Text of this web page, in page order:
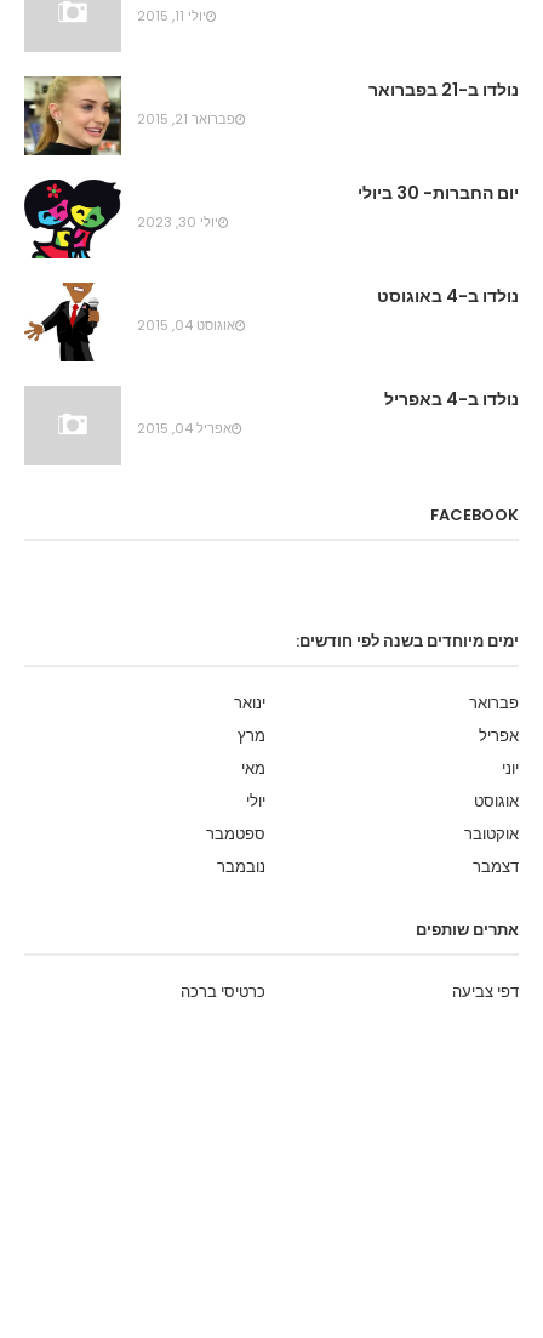
יולי 11, 2015
נולדו ב-21 בפברואר
פברואר 21, 2015
יום החברות- 30 ביולי
יולי 30, 2023
נולדו ב-4 באוגוסט
אוגוסט 04, 2015
נולדו ב-4 באפריל
אפריל 04, 2015
FACEBOOK
ימים מיוחדים בשנה לפי חודשים:
ינואר
פברואר
מרץ
אפריל
מאי
יוני
יולי
אוגוסט
ספטמבר
אוקטובר
נובמבר
דצמבר
אתרים שותפים
כרטיסי ברכה דפי צביעה